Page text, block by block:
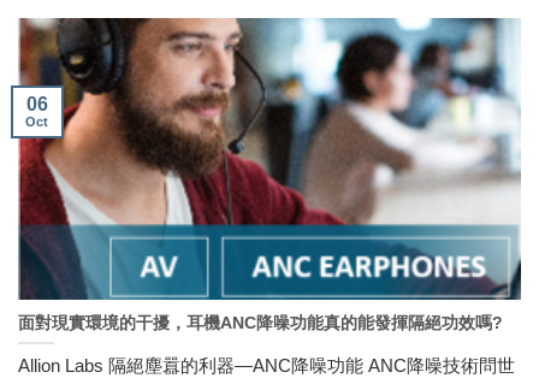
面對現實環境的干擾，耳機ANC降噪功能真的能發揮隔絕功效嗎?
Allion Labs 隔絕塵囂的利器―ANC降噪功能 ANC降噪技術問世
06
Oct